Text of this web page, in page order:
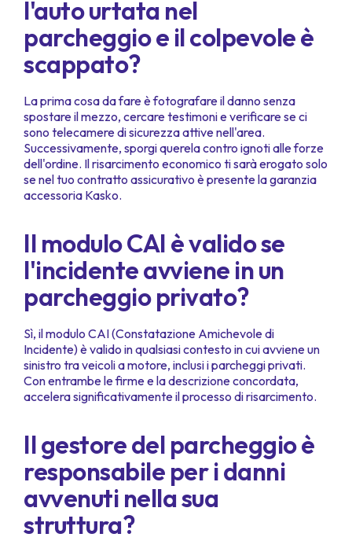
l'auto urtata nel
parcheggio e il colpevole è
scappato?
La prima cosa da fare è fotografare il danno senza
spostare il mezzo, cercare testimoni e verificare se ci
sono telecamere di sicurezza attive nell'area.
Successivamente, sporgi querela contro ignoti alle forze
dell'ordine. Il risarcimento economico ti sarà erogato solo
se nel tuo contratto assicurativo è presente la garanzia
accessoria Kasko.
Il modulo CAI è valido se
l'incidente avviene in un
parcheggio privato?
Sì, il modulo CAI (Constatazione Amichevole di
Incidente) è valido in qualsiasi contesto in cui avviene un
sinistro tra veicoli a motore, inclusi i parcheggi privati.
Con entrambe le firme e la descrizione concordata,
accelera significativamente il processo di risarcimento.
Il gestore del parcheggio è
responsabile per i danni
avvenuti nella sua
struttura?